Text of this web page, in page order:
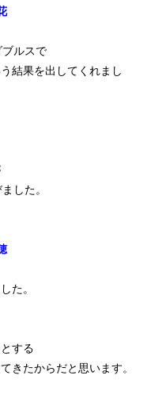
ルスで
結果を出してくれまし
した。
た。
する
きたからだと思います。